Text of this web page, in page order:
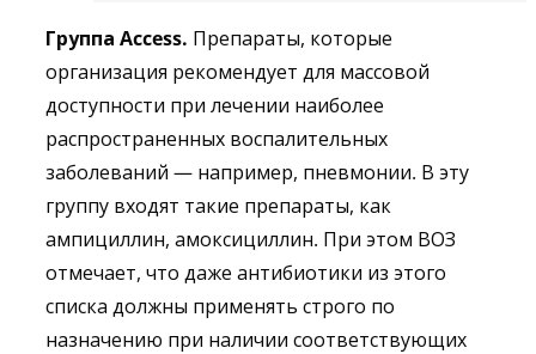
Группа Access. Препараты, которые
организация рекомендует для массовой
доступности при лечении наиболее
распространенных воспалительных
заболеваний — например, пневмонии. В эту
группу входят такие препараты, как
ампициллин, амоксициллин. При этом ВОЗ
отмечает, что даже антибиотики из этого
списка должны применять строго по
назначению при наличии соответствующих